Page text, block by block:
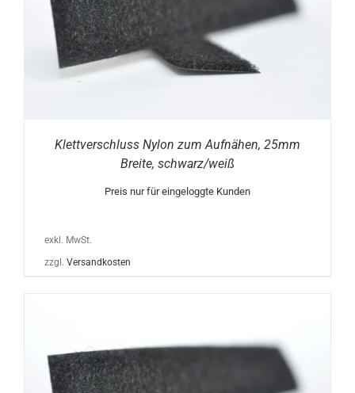
Klettverschluss Nylon zum Aufnähen, 25mm
Breite, schwarz/weiß
Preis nur für eingeloggte Kunden
exkl. MwSt.
zzgl. Versandkosten